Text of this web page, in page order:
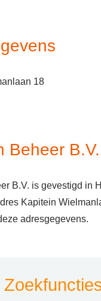
18
Beheer B.V.
B.V. is gevestigd in
Kapitein
adresgegevens.